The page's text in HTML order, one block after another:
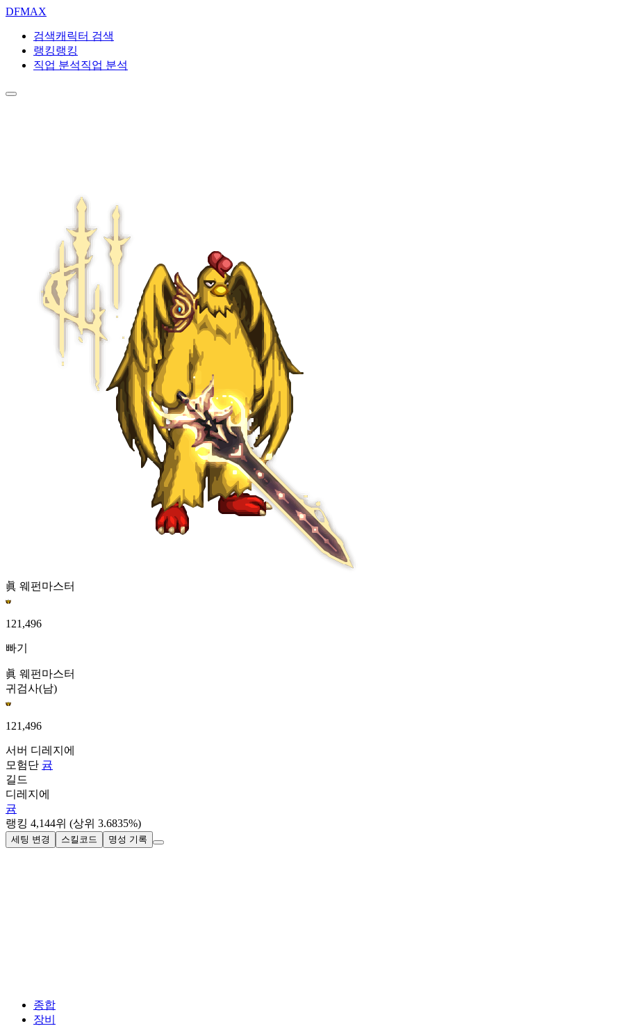
DFMAX
검색캐릭터 검색
랭킹랭킹
직업 분석직업 분석
眞 웨펀마스터
121,496
빠기
眞 웨펀마스터
귀검사(남)
121,496
서버 디레지에
모험단 귬
길드
디레지에
귬
랭킹 4,144위 (상위 3.6835%)
세팅 변경 스킬코드 명성 기록
종합
장비